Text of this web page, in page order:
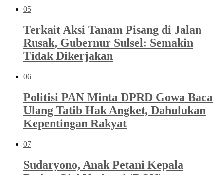
05
Terkait Aksi Tanam Pisang di Jalan
Rusak, Gubernur Sulsel: Semakin
Tidak Dikerjakan
06
Politisi PAN Minta DPRD Gowa Baca
Ulang Tatib Hak Angket, Dahulukan
Kepentingan Rakyat
07
Sudaryono, Anak Petani Kepala